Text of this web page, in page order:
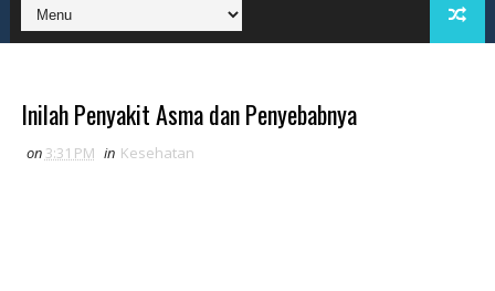
Inilah Penyakit Asma dan Penyebabnya
on 3:31 PM in Kesehatan